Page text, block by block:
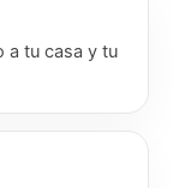
a tu casa y tu